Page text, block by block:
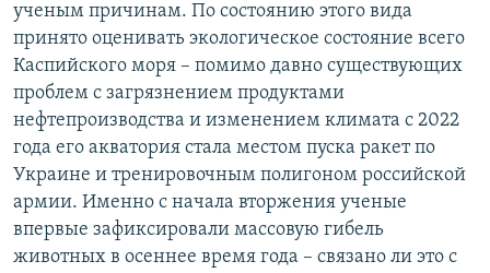
ученым причинам. По состоянию этого вида
принято оценивать экологическое состояние всего
Каспийского моря – помимо давно существующих
проблем с загрязнением продуктами
нефтепроизводства и изменением климата с 2022
года его акватория стала местом пуска ракет по
Украине и тренировочным полигоном российской
армии. Именно с начала вторжения ученые
впервые зафиксировали массовую гибель
животных в осеннее время года – связано ли это с